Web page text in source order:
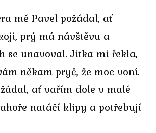
mě Pavel požádal, ať
prý má návštěvu a
se unavoval. Jitka mi řekla,
někam pryč, že moc voní.
ať vařím dole v malé
natáčí klipy a potřebují